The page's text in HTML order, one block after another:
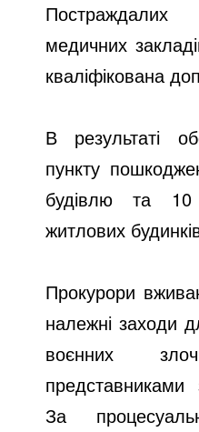
медичних
кваліфікована
В результаті
пункту
будівлю та 10
житлових
Прокурори
належні заходи
воєнних
За